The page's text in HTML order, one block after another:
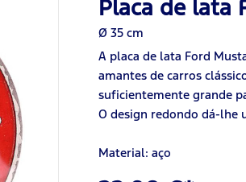
Placa de lata
Ø 35 cm
A placa de lata Ford
amantes de carros
suficientemente grande
O design redondo dá-lhe
Material: aço